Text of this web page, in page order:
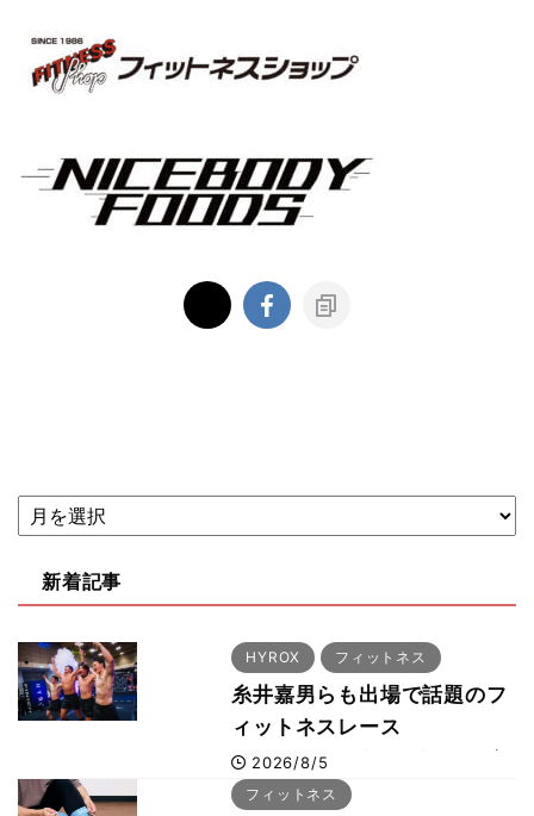
新着記事
HYROX フィットネス
糸井嘉男らも出場で話題のフ
ィットネスレース
HYROX（ハイロックス）が
幕張メッセで8月6日から開
2026/8/5
フィットネス